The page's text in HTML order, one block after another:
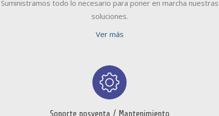
Suministramos todo lo necesario para poner en marcha nuestras
soluciones.
Ver más
Soporte posventa / Mantenimiento